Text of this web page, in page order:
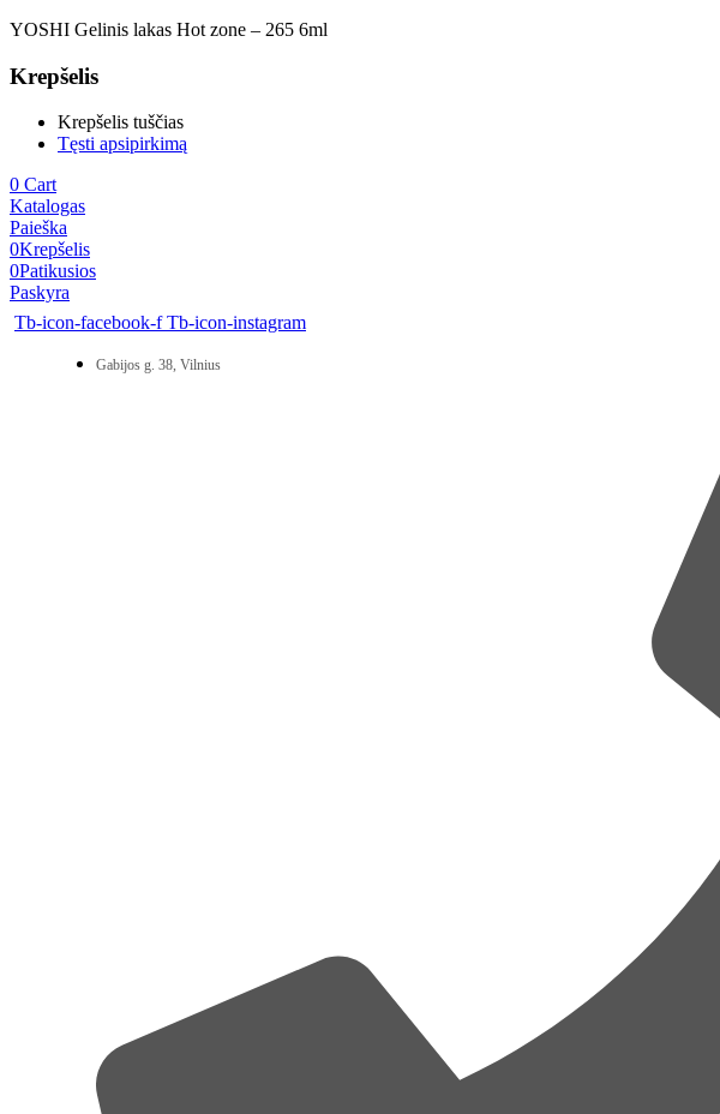
YOSHI Gelinis lakas Hot zone – 265 6ml
Krepšelis
Krepšelis tuščias
Tęsti apsipirkimą
0 Cart
Katalogas
Paieška
0Krepšelis
0Patikusios
Paskyra
Tb-icon-facebook-f Tb-icon-instagram
Gabijos g. 38, Vilnius